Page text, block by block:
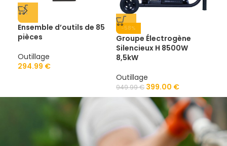
Ensemble d’outils de 85
pièces
Outillage
294.99 €
-58%
Groupe Électrogène
Silencieux H 8500W
8,5kW
Outillage
949.99€ 399.00 €